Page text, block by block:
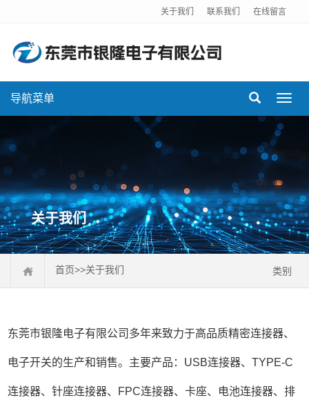
关于我们 联系我们 在线留言
导航菜单
关于我们
首页>>关于我们 类别
东莞市银隆电子有限公司多年来致力于高品质精密连接器、
电子开关的生产和销售。主要产品：USB连接器、TYPE-C
连接器、针座连接器、FPC连接器、卡座、电池连接器、排